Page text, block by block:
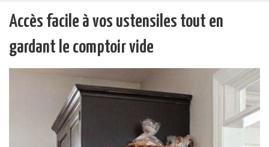
Accès facile à vos ustensiles tout en
gardant le comptoir vide